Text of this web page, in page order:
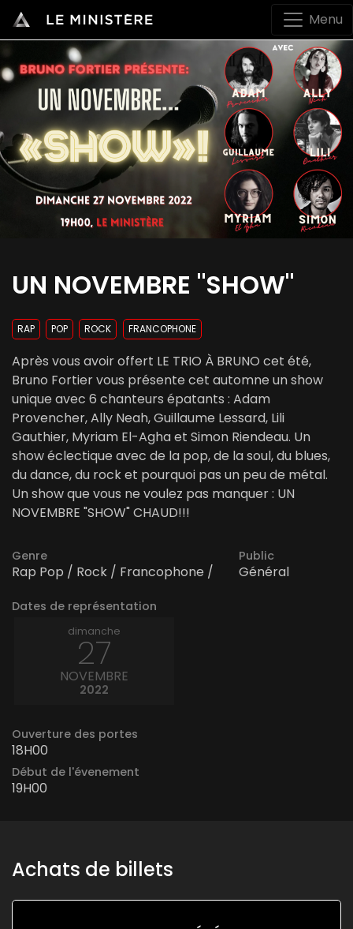
Menu
UN NOVEMBRE "SHOW"
RAP POP ROCK FRANCOPHONE
Après vous avoir offert LE TRIO À BRUNO cet été,
Bruno Fortier vous présente cet automne un show
unique avec 6 chanteurs épatants : Adam
Provencher, Ally Neah, Guillaume Lessard, Lili
Gauthier, Myriam El-Agha et Simon Riendeau. Un
show éclectique avec de la pop, de la soul, du blues,
du dance, du rock et pourquoi pas un peu de métal.
Un show que vous ne voulez pas manquer : UN
NOVEMBRE "SHOW" CHAUD!!!
Genre
Rap Pop / Rock / Francophone /
Public
Général
Dates de représentation
dimanche
27
NOVEMBRE
2022
Ouverture des portes
18H00
Début de l'évenement
19H00
Achats de billets